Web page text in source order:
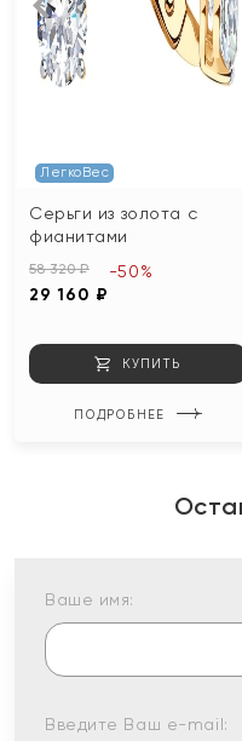
ЛегкоВес
Серьги из золота с
фианитами
58 320 ₽
29 160 ₽
-50%
КУПИТЬ
ПОДРОБНЕЕ
Ваше имя:
Введите Ваш e-mail: